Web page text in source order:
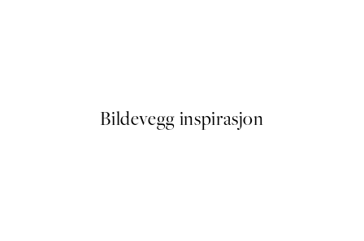
Bildevegg inspirasjon